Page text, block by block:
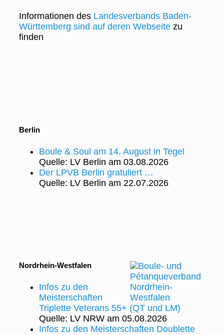
Informationen des Landesverbands Baden-
Württemberg sind auf deren Webseite zu
finden
Berlin
Boule & Soul am 14. August in Tegel
Quelle: LV Berlin am 03.08.2026
Der LPVB Berlin gratuliert …
Quelle: LV Berlin am 22.07.2026
Nordrhein-Westfalen
Infos zu den
Meisterschaften
Triplette Veterans 55+ (QT und LM)
Quelle: LV NRW am 05.08.2026
Infos zu den Meisterschaften Doublette